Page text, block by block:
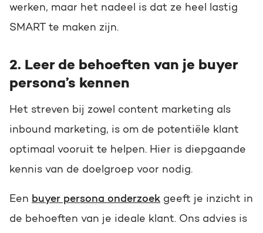
werken, maar het nadeel is dat ze heel lastig
SMART te maken zijn.
2. Leer de behoeften van je buyer
persona’s kennen
Het streven bij zowel content marketing als
inbound marketing, is om de potentiële klant
optimaal vooruit te helpen. Hier is diepgaande
kennis van de doelgroep voor nodig.
Een buyer persona onderzoek geeft je inzicht in
de behoeften van je ideale klant. Ons advies is